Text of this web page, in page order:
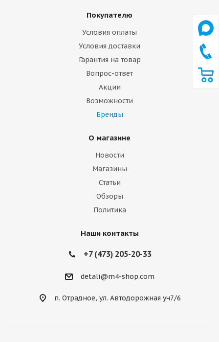
Покупателю
Условия оплаты
Условия доставки
Гарантия на товар
Вопрос-ответ
Акции
Возможности
Бренды
О магазине
Новости
Магазины
Статьи
Обзоры
Политика
Наши контакты
+7 (473) 205-20-33
detali@m4-shop.com
п. Отрадное, ул. Автодорожная уч7/6